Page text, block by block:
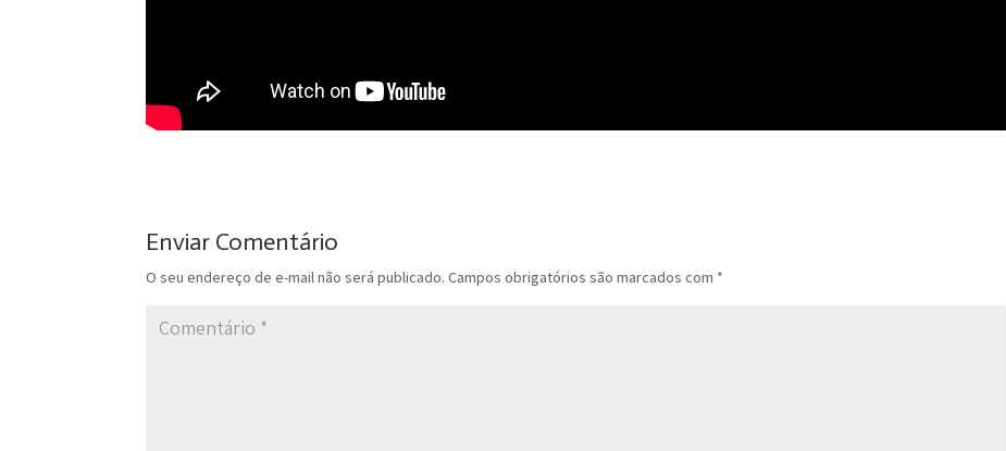
Enviar Comentário
O seu endereço de e-mail não será publicado. Campos obrigatórios são marcados com *